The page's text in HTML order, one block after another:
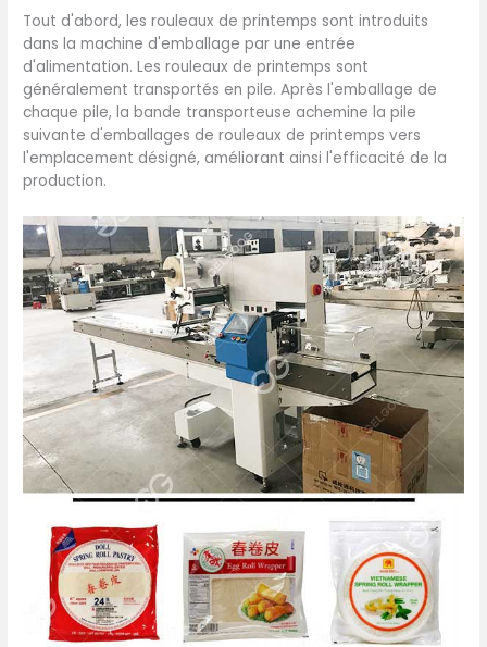
Tout d'abord, les rouleaux de printemps sont introduits
dans la machine d'emballage par une entrée
d'alimentation. Les rouleaux de printemps sont
généralement transportés en pile. Après l'emballage de
chaque pile, la bande transporteuse achemine la pile
suivante d'emballages de rouleaux de printemps vers
l'emplacement désigné, améliorant ainsi l'efficacité de la
production.